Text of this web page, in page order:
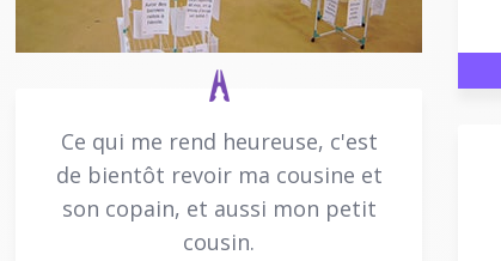
Ce qui me rend heureuse, c'est
de bientôt revoir ma cousine et
son copain, et aussi mon petit
cousin.